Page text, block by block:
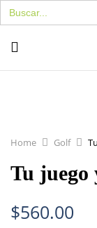
Buscar:
Home Golf
Tu juego
$560.00